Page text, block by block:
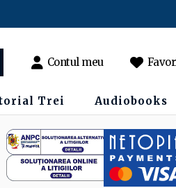
Contul meu
Trei Audiobooks